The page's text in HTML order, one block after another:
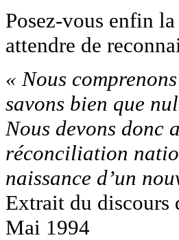
Posez-vous enfin
attendre de
« Nous
savons bien que
Nous devons donc
réconciliation
naissance d’un
Extrait du
Mai 1994